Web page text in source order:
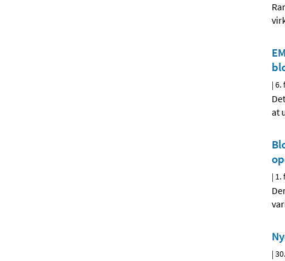
|6.
at
| 1.
|